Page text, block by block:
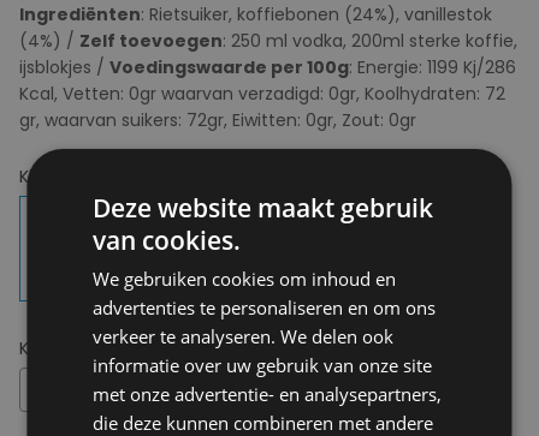
Ingrediënten: Rietsuiker, koffiebonen (24%), vanillestok
(4%) / Zelf toevoegen: 250 ml vodka, 200ml sterke koffie,
ijsblokjes / Voedingswaarde per 100g: Energie: 1199 Kj/286
Kcal, Vetten: 0gr waarvan verzadigd: 0gr, Koolhydraten: 72
gr, waarvan suikers: 72gr, Eiwitten: 0gr, Zout: 0gr
Kies uw kleur:
Kies uw maat:OS
Deze website maakt gebruik
van cookies.
We gebruiken cookies om inhoud en
advertenties te personaliseren en om ons
verkeer te analyseren. We delen ook
informatie over uw gebruik van onze site
met onze advertentie- en analysepartners,
die deze kunnen combineren met andere